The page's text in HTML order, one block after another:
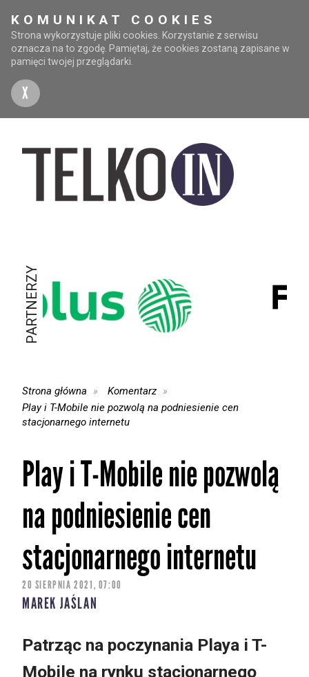
KOMUNIKAT COOKIES
Strona wykorzystuje pliki cookies. Korzystanie z serwisu
oznacza na to zgodę. Pamiętaj, że cookies zostaną zapisane w
pamięci twojej przeglądarki.
X
PARTNERZY
Strona główna
Komentarz
Play i T-Mobile nie pozwolą na podniesienie cen
stacjonarnego internetu
Play i T-Mobile nie pozwolą
na podniesienie cen
stacjonarnego internetu
20 SIERPNIA 2021, 07:00
MAREK JAŚLAN
Patrząc na poczynania Playa i T-
Mobile na rynku stacjonarnego